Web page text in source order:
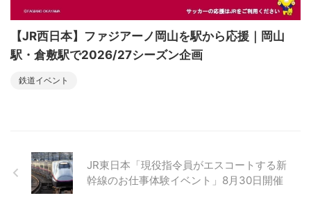
【JR西日本】ファジアーノ岡山を駅から応援｜岡山
駅・倉敷駅で2026/27シーズン企画
鉄道イベント
JR東日本「現役指令員がエスコートする新
幹線のお仕事体験イベント」8月30日開催